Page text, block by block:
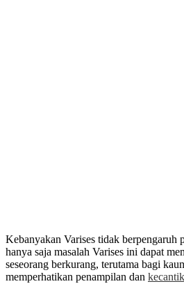
Kebanyakan Varises tidak berpengaruh
hanya saja masalah Varises ini dapat
seseorang berkurang, terutama bagi
memperhatikan penampilan dan